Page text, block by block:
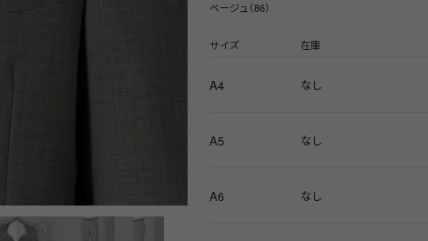
ベージュ（86）
サイズ 在庫
A4 なし
A5 なし
A6 なし